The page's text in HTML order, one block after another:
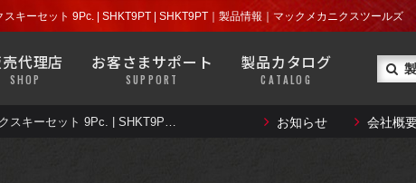
レン
代理店
SHOP
店舗を探す
お客さまサポート
SUPPORT
製品カタログ
CATALOG
ソケット レン
ハンドツール ト
店舗を探す
MACバンでもなかなか見ることができない大型商品
安全について 技術
お知らせ 会社概
キーセット 9Pc. | SHKT9PT | SHKT9PT｜製品情報｜マックメカニクスツールズ
MAC TOOLS（マックツールズ） インチ Tハンドル ヘックスキーセット 9Pc. | SHKT9PT | SHKT9PT